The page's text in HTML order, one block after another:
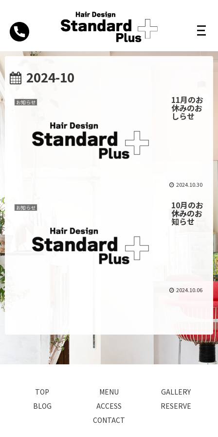
2024-10
お知らせ 11月のお
休みのお
しらせ
2024.10.30
お知らせ 10月のお
休みのお
知らせ
2024.10.06
TOP MENU
GALLERY
BLOG
ACCESS
RESERVE
CONTACT